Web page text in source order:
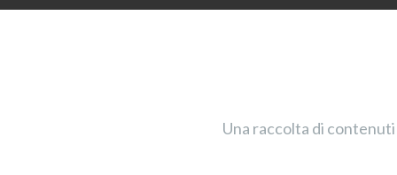
Una raccolta di